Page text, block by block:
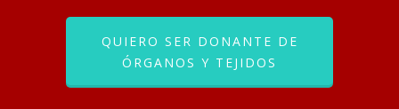
QUIERO SER DONANTE DE
ÓRGANOS Y TEJIDOS